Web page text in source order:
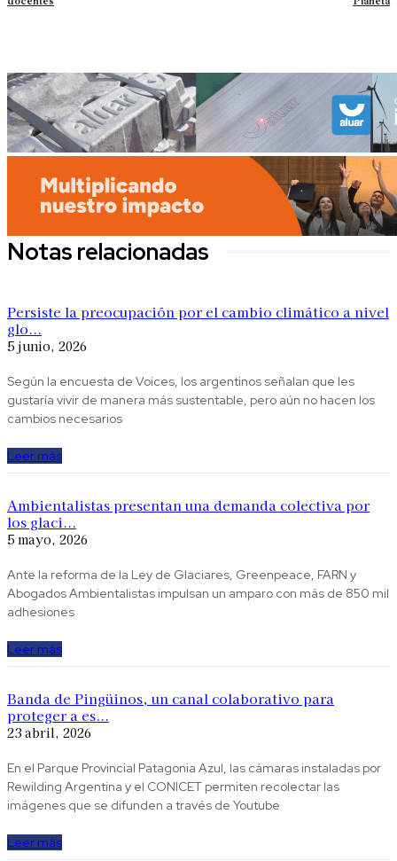
Notas relacionadas
Persiste la preocupación por el cambio climático a nivel
glo...
5 junio, 2026
Según la encuesta de Voices, los argentinos señalan que les
gustaría vivir de manera más sustentable, pero aún no hacen los
cambios necesarios
Leer más
Ambientalistas presentan una demanda colectiva por
los glaci...
5 mayo, 2026
Ante la reforma de la Ley de Glaciares, Greenpeace, FARN y
Abogados Ambientalistas impulsan un amparo con más de 850 mil
adhesiones
Leer más
Banda de Pingüinos, un canal colaborativo para
proteger a es...
23 abril, 2026
En el Parque Provincial Patagonia Azul, las cámaras instaladas por
Rewilding Argentina y el CONICET permiten recolectar las
imágenes que se difunden a través de Youtube
Leer más